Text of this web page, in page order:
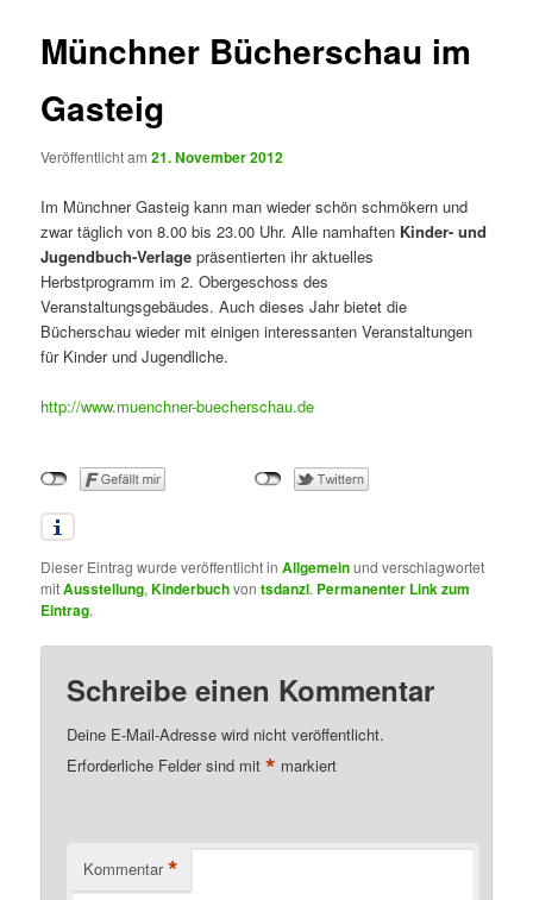
Münchner Bücherschau im
Gasteig
Veröffentlicht am21. November 2012
Im Münchner Gasteig kann man wieder schön schmökern und
zwar täglich von 8.00 bis 23.00 Uhr. Alle namhaften Kinder- und
Jugendbuch-Verlage präsentierten ihr aktuelles
Herbstprogramm im 2. Obergeschoss des
Veranstaltungsgebäudes. Auch dieses Jahr bietet die
Bücherschau wieder mit einigen interessanten Veranstaltungen
für Kinder und Jugendliche.
http://www.muenchner-buecherschau.de
Dieser Eintrag wurde veröffentlicht inAllgemeinund verschlagwortet
mitAusstellung,Kinderbuchvontsdanzl. Permanenter Link zum
Eintrag.
Schreibe einen Kommentar
Deine E-Mail-Adresse wird nicht veröffentlicht.
Erforderliche Felder sind mit* markiert
Kommentar *